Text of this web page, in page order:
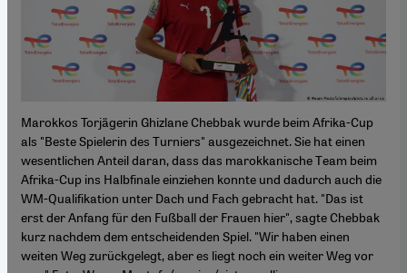
Marokkos Torjägerin Ghizlane Chebbak wurde beim Afrika-Cup
als "Beste Spielerin des Turniers" ausgezeichnet. Sie hat einen
wesentlichen Anteil daran, dass das marokkanische Team beim
Afrika-Cup ins Halbfinale einziehen konnte und dadurch auch die
WM-Qualifikation unter Dach und Fach gebracht hat. "Das ist
erst der Anfang für den Fußball der Frauen hier", sagte Chebbak
kurz nachdem dem entscheidenden Spiel. "Wir haben einen
weiten Weg zurückgelegt, aber es liegt noch ein weiter Weg vor